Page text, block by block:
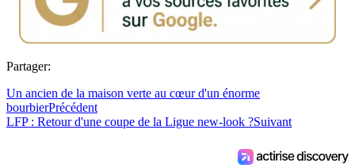
Partager:
Un ancien de la maison verte au cœur d'un énorme
bourbierPrécédent
LFP : Retour d'une coupe de la Ligue new-look ?Suivant